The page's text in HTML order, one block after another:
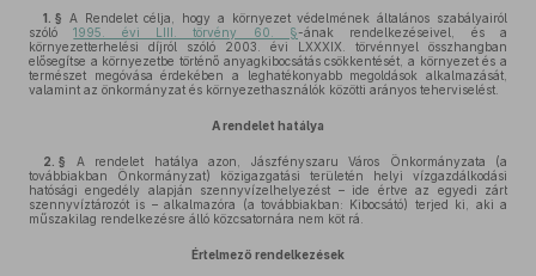
1. § A Rendelet célja, hogy a környezet védelmének általános szabályairól
szóló1995. évi LIII. törvény 60. §-ának rendelkezéseivel, és a
környezetterhelési díjról szóló 2003. évi LXXXIX. törvénnyel összhangban
elősegítse a környezetbe történő anyagkibocsátás csökkentését, a környezet és a
természet megóvása érdekében a leghatékonyabb megoldások alkalmazását,
valamint az önkormányzat és környezethasználók közötti arányos teherviselést.
A rendelet hatálya
2. § A rendelet hatálya azon, Jászfényszaru Város Önkormányzata (a
továbbiakban Önkormányzat) közigazgatási területén helyi vízgazdálkodási
hatósági engedély alapján szennyvízelhelyezést – ide értve az egyedi zárt
szennyvíztározót is – alkalmazóra (a továbbiakban: Kibocsátó) terjed ki, aki a
műszakilag rendelkezésre álló közcsatornára nem köt rá.
Értelmező rendelkezések